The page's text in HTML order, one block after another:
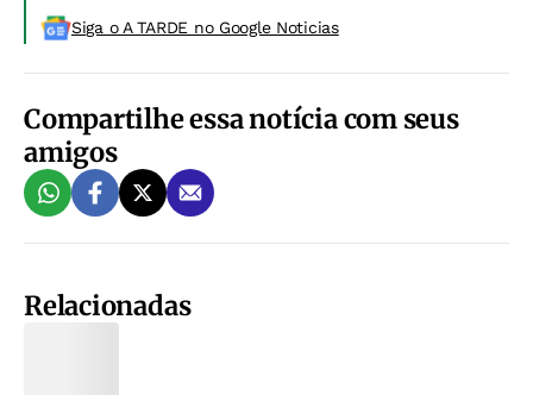
Siga o A TARDE no Google Noticias
Compartilhe essa notícia com seus
amigos
Relacionadas